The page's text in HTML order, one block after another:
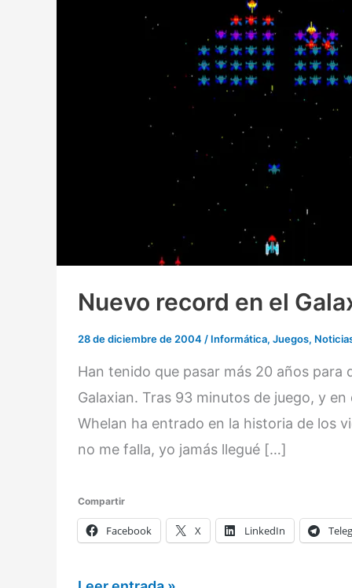
Nuevo record en el
28 de diciembre de 2004 / Informática, Juegos,
Han tenido que pasar más 20 años para
Galaxian. Tras 93 minutos de juego, y
Whelan ha entrado en la historia de los
no me falla, yo jamás llegué […]
Compartir
Facebook X LinkedIn